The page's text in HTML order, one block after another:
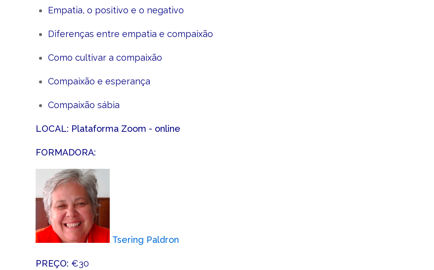
Empatia, o positivo e o negativo
Diferenças entre empatia e compaixão
Como cultivar a compaixão
Compaixão e esperança
Compaixão sábia
LOCAL: Plataforma Zoom - online
FORMADORA:
Tsering Paldron
PREÇO: €30